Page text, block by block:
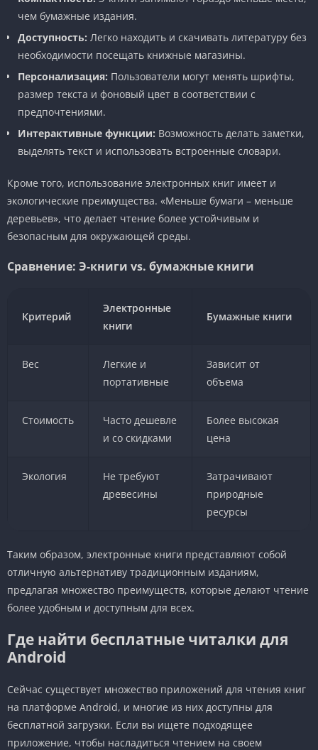
чем бумажные издания.
Доступность: Легко находить и скачивать литературу без
необходимости посещать книжные магазины.
Персонализация: Пользователи могут менять шрифты,
размер текста и фоновый цвет в соответствии с
предпочтениями.
Интерактивные функции: Возможность делать заметки,
выделять текст и использовать встроенные словари.
Кроме того, использование электронных книг имеет и
экологические преимущества. «Меньше бумаги – меньше
деревьев», что делает чтение более устойчивым и
безопасным для окружающей среды.
Сравнение: Э-книги vs. бумажные книги
Критерий
Электронные
книги
Бумажные книги
Вес
Легкие и
портативные
Зависит от
объема
Стоимость
Часто дешевле
и со скидками
Более высокая
цена
Экология
Не требуют
древесины
Затрачивают
природные
ресурсы
Таким образом, электронные книги представляют собой
отличную альтернативу традиционным изданиям,
предлагая множество преимуществ, которые делают чтение
более удобным и доступным для всех.
Где найти бесплатные читалки для
Android
Сейчас существует множество приложений для чтения книг
на платформе Android, и многие из них доступны для
бесплатной загрузки. Если вы ищете подходящее
приложение, чтобы насладиться чтением на своем